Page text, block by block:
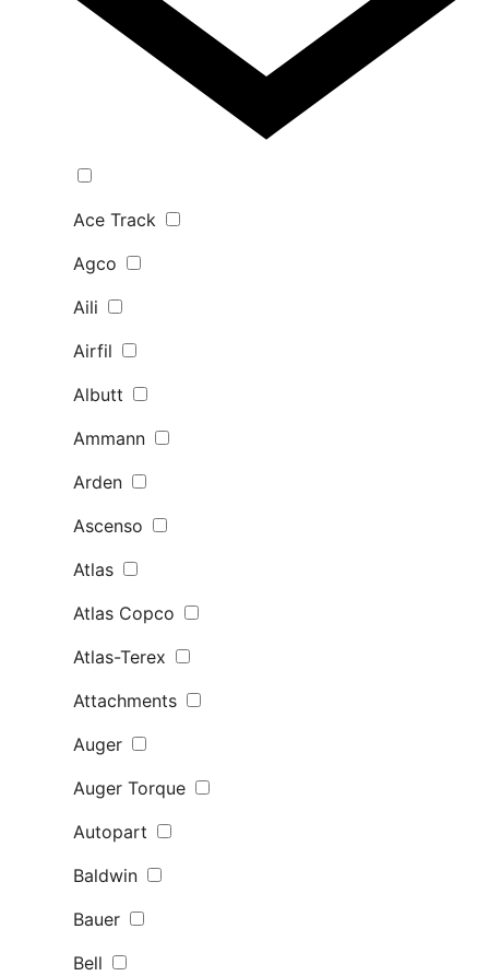
Ace Track
Agco
Aili
Airfil
Albutt
Ammann
Arden
Ascenso
Atlas
Atlas Copco
Atlas-Terex
Attachments
Auger
Auger Torque
Autopart
Baldwin
Bauer
Bell